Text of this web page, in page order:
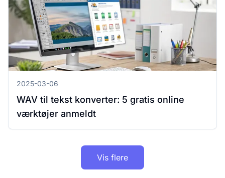
2025-03-06
WAV til tekst konverter: 5 gratis online
værktøjer anmeldt
Vis flere